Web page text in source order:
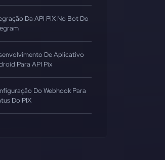
Da API PIX No Bot Do
De Aplicativo
Para API Pix
Do Webhook Para
Do PIX